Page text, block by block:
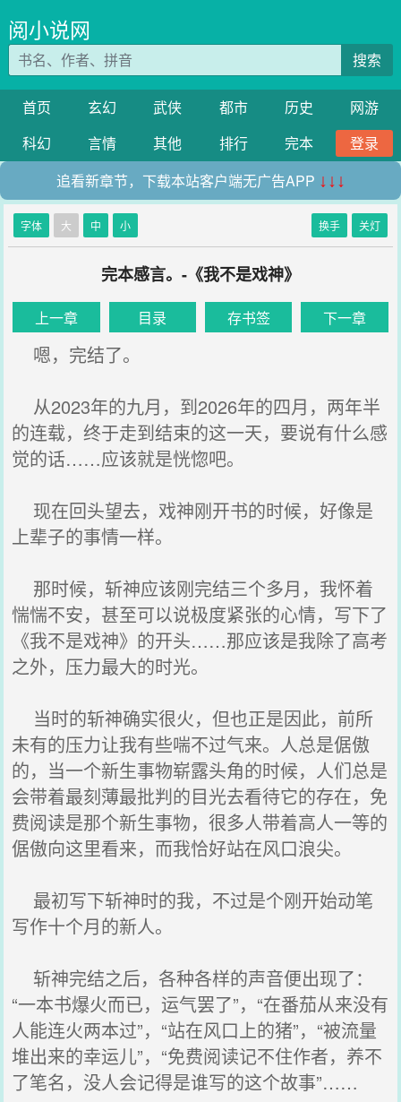
阅小说网
搜索
首页 玄幻 武侠 都市 历史
网游
科幻
言情 其他 排行 完本
登录
追看新章节，下载本站客户端无广告APP ↓↓↓
字体 大 中 小 换手 关灯
完本感言。-《我不是戏神》
上一章 目录 存书签 下一章
嗯，完结了。
从2023年的九月，到2026年的四月，两年半
的连载，终于走到结束的这一天，要说有什么感
觉的话……应该就是恍惚吧。
现在回头望去，戏神刚开书的时候，好像是
上辈子的事情一样。
那时候，斩神应该刚完结三个多月，我怀着
惴惴不安，甚至可以说极度紧张的心情，写下了
《我不是戏神》的开头……那应该是我除了高考
之外，压力最大的时光。
当时的斩神确实很火，但也正是因此，前所
未有的压力让我有些喘不过气来。人总是倨傲
的，当一个新生事物崭露头角的时候，人们总是
会带着最刻薄最批判的目光去看待它的存在，免
费阅读是那个新生事物，很多人带着高人一等的
倨傲向这里看来，而我恰好站在风口浪尖。
最初写下斩神时的我，不过是个刚开始动笔
写作十个月的新人。
斩神完结之后，各种各样的声音便出现了：
“一本书爆火而已，运气罢了”，“在番茄从来没有
人能连火两本过”，“站在风口上的猪”，“被流量
堆出来的幸运儿”，“免费阅读记不住作者，养不
了笔名，没人会记得是谁写的这个故事”……